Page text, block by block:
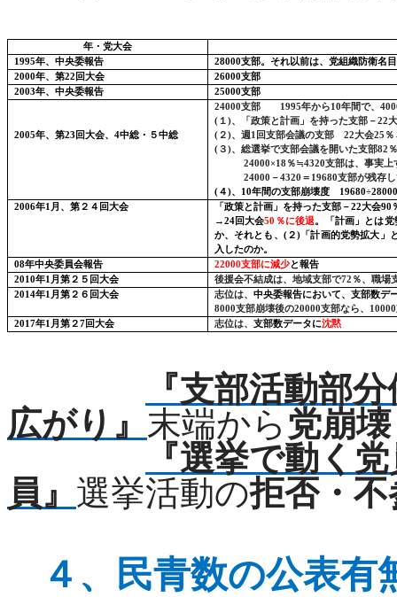
年・党大会
1995年、中央委報告 28000支部。それ以前は、党組織防衛名
2000年、第22 回大会 26000支部
2003年、中央委報告 25000支部
2005年、第23 回大会、 4中総・５中総
24000支部 1995年から10年間で、
(１ )、「政策と計画」を持った支部－22
(２)、週 1 回支部会議の支部 22大会25
(３)、総選挙で支部会議を開いた支部82
24000×18％≒4320支部は、事実上
24000 －4320 ＝ 19680支部が残存
(４)、 10年間の支部崩壊度 19680÷28000
2006年1 月、第２４回大会 「政策と計画」を持った支部－22大会90
→24回大会50 ％に後退。「計画」とは
か、それとも、 (２) 「計画的党勢拡大」
入したのか。
08年中央委員会報告 22000支部に減少と報告
2010年1 月第２５回大会 後援会不結成は、 地域支部で72 ％、職場
2014年1 月第２６回大会 志位は、 中央委報告において、支部数デ
8000支部崩壊後の20000支部なら、 10000
2017年1 月第２7回大会 志位は、 支部数データに沈黙
『支部活動部
広がり』 末端から 党崩
『選挙で動く
員』 選挙活動の拒否・不
４、 民青数の公表有